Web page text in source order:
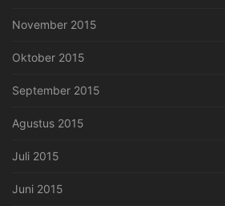
November 2015
Oktober 2015
September 2015
Agustus 2015
Juli 2015
Juni 2015